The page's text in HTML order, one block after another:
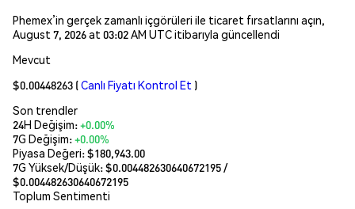
Phemex’in gerçek zamanlı içgörüleri ile ticaret fırsatlarını açın,
August 7, 2026 at 03:02 AM UTC itibarıyla güncellendi
Mevcut
$0.00448263 (Canlı Fiyatı Kontrol Et )
Son trendler
24H Değişim:+0.00%
7G Değişim:+0.00%
Piyasa Değeri:$180,943.00
7G Yüksek/Düşük: $0.004482630640672195/
$0.004482630640672195
Toplum Sentimenti